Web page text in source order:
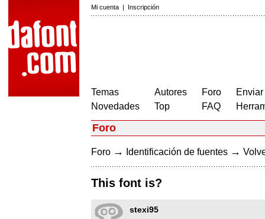
Mi cuenta | Inscripción
Temas
Novedades
Autores
Top
Foro
FAQ
Foro
Foro → Identificación de fuentes →
This font is?
stexi95